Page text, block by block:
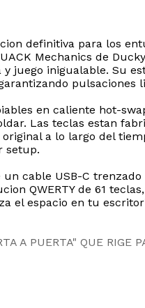
definitiva para los
Mechanics de
juego inigualable. Su
pulsaciones
en caliente hot-
Las teclas estan
a lo largo del
setup.
cable USB-C
QWERTY de 61
el espacio en tu
A PUERTA" QUE RIGE